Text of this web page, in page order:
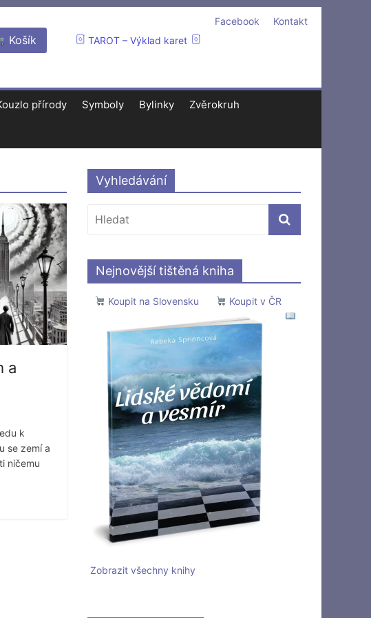
Kontakt
Facebook
TAROT – Výklad karet
Košík
přírody Symboly Bylinky Zvěrokruh
a
k
se zemí a
ničemu
Vyhledávání
Nejnovější tištěná kniha
Koupit na Slovensku Koupit v ČR
Zobrazit všechny knihy